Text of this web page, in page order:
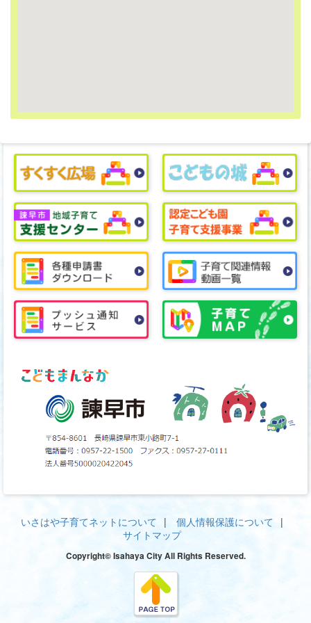
いさはや子育てネットについて
個人情報保護について
サイトマップ
Copyright© Isahaya City All Rights Reserved.